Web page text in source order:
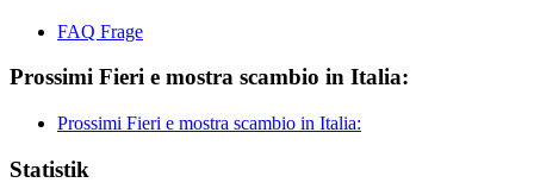
FAQ Frage
Prossimi Fieri e mostra scambio in Italia:
Prossimi Fieri e mostra scambio in Italia:
Statistik